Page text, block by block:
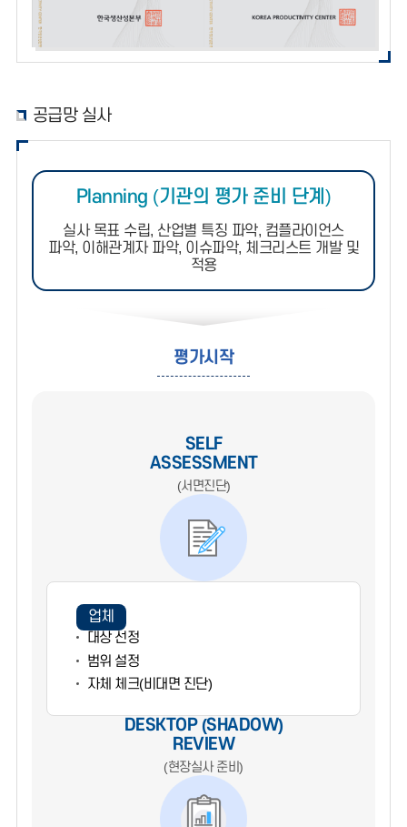
공급망 실사
Planning (기관의 평가 준비 단계)
실사 목표 수립, 산업별 특징 파악, 컴플라이언스
파악, 이해관계자 파악, 이슈파악, 체크리스트 개발 및
적용
평가시작
SELF
ASSESSMENT
(서면진단)
업체
대상 선정
범위 설정
자체 체크(비대면 진단)
DESKTOP (SHADOW)
REVIEW
(현장실사 준비)